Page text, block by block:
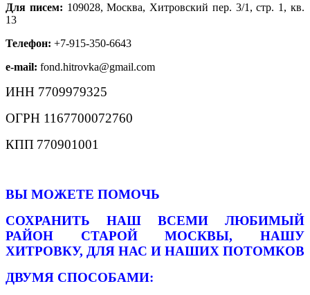
Для писем: 109028, Москва, Хитровский пер. 3/1, стр. 1, кв.
13
Телефон: +7-915-350-6643
e-mail: fond.hitrovka@gmail.com
ИНН 7709979325
ОГРН 1167700072760
КПП 770901001
ВЫ МОЖЕТЕ ПОМОЧЬ
СОХРАНИТЬ НАШ ВСЕМИ ЛЮБИМЫЙ
РАЙОН СТАРОЙ МОСКВЫ, НАШУ
ХИТРОВКУ, ДЛЯ НАС И НАШИХ ПОТОМКОВ
ДВУМЯ СПОСОБАМИ: